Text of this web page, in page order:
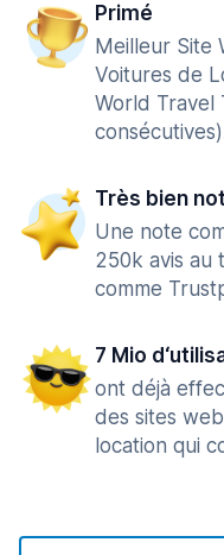
Primé
Meilleur Site
Voitures de
World Travel
Très bien
Une note
250k avis au
comme
7 Mio
ont déjà
des sites
location qui